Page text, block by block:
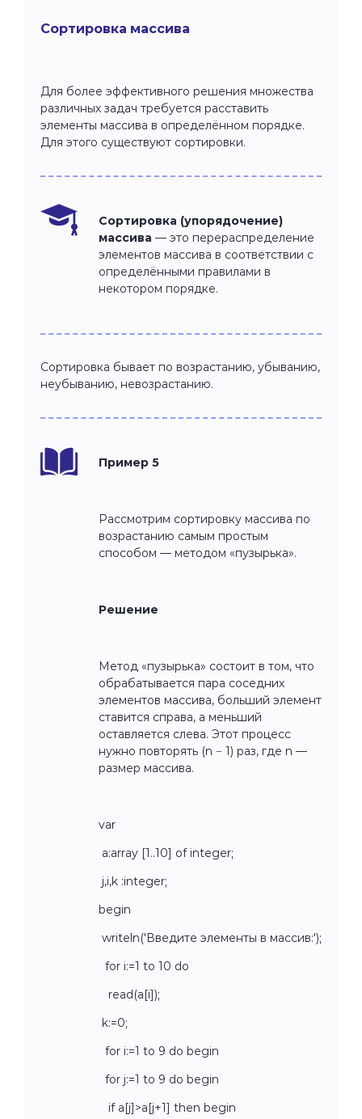
Сортировка массива
Для более эффективного решения множества
различных задач требуется расставить
элементы массива в определённом порядке.
Для этого существуют сортировки.
Сортировка (упорядочение)
массива — это перераспределение
элементов массива в соответствии с
определёнными правилами в
некотором порядке.
Сортировка бывает по возрастанию, убыванию,
неубыванию, невозрастанию.
Пример 5
Рассмотрим сортировку массива по
возрастанию самым простым
способом — методом «пузырька».
Решение
Метод «пузырька» состоит в том, что
обрабатывается пара соседних
элементов массива, больший элемент
ставится справа, а меньший
оставляется слева. Этот процесс
нужно повторять (n − 1) раз, где n —
размер массива.
var
a:array [1..10] of integer;
j,i,k :integer;
begin
writeln('Введите элементы в массив:');
for i:=1 to 10 do
read(a[i]);
k:=0;
for i:=1 to 9 do begin
for j:=1 to 9 do begin
if a[j]>a[j+1] then begin